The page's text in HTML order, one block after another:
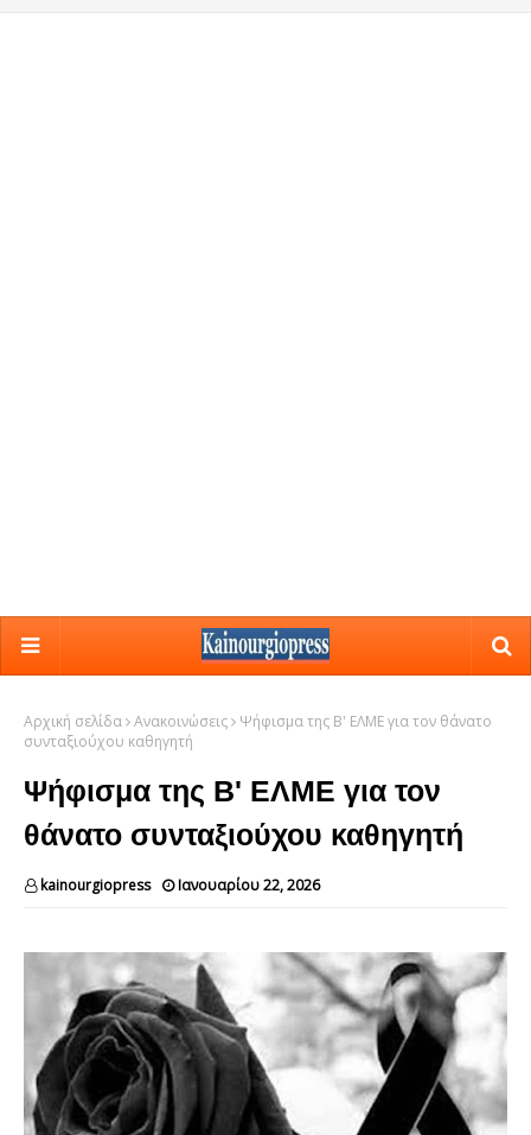
Αρχική σελίδα Ανακοινώσεις
Ψήφισμα της Β' ΕΛΜΕ για τον θάνατο
συνταξιούχου καθηγητή
Ψήφισμα της Β' ΕΛΜΕ για τον
θάνατο συνταξιούχου καθηγητή
kainourgiopress Ιανουαρίου 22, 2026